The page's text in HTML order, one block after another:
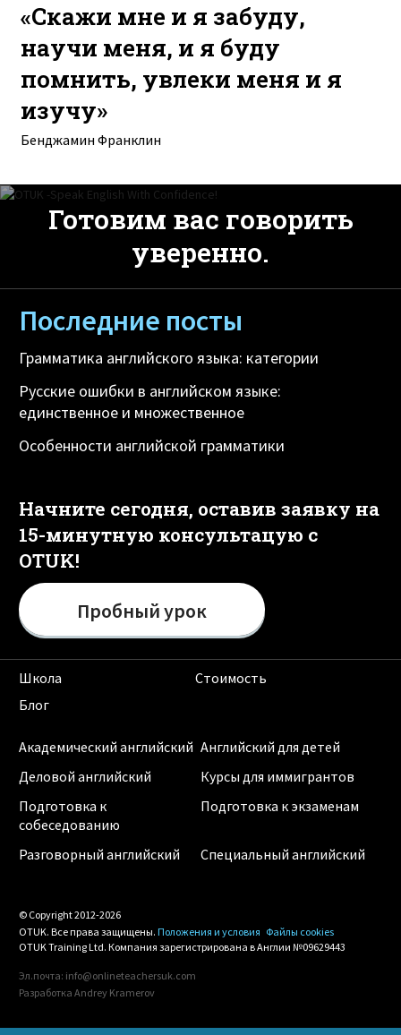
«Скажи мне и я забуду,
научи меня, и я буду
помнить, увлеки меня и я
изучу»
Бенджамин Франклин
Готовим вас говорить
уверенно.
Последние посты
Грамматика английского языка: категории
Русские ошибки в английском языке:
единственное и множественное
Особенности английской грамматики
Начните сегодня, оставив заявку на
15-минутную консультацую с
OTUK!
Пробный урок
Школа
Стоимость
Блог
Академический английский Английский для детей
Деловой английский
Курсы для иммигрантов
Подготовка к
собеседованию
Подготовка к экзаменам
Разговорный английский Специальный английский
© Copyright 2012-2026
OTUK. Все права защищены.Положения и условия Файлы cookies
OTUK Training Ltd. Компания зарегистрирована в Англии №09629443
Эл.почта: info@onlineteachersuk.com
РазработкаAndrey Kramerov